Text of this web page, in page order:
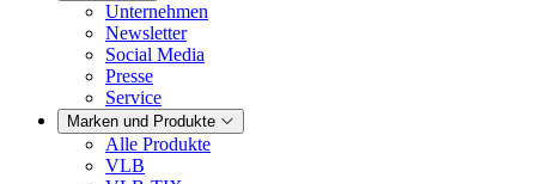
Unternehmen
Newsletter
Social Media
Presse
Service
Marken und Produkte
Alle Produkte
VLB